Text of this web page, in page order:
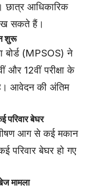
छात्र आधिकारिक
सकते हैं।
शुरू
बोर्ड (MPSOS) ने
और 12वीं परीक्षा के
आवेदन की अंतिम
बेघर
आग से कई मकान
बेघर हो गए
मामला